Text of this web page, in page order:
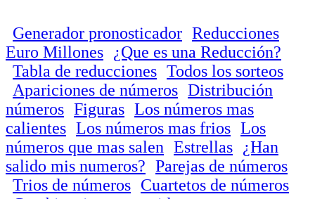
Generador pronosticador Reducciones
Euro Millones
¿Que es una Reducción?
Tabla de reducciones Todos los sorteos
Apariciones de números Distribución
números Figuras Los números mas
calientes Los números mas frios Los
números que mas salen Estrellas
¿Han
salido mis numeros? Parejas de números
Trios de números Cuartetos de números